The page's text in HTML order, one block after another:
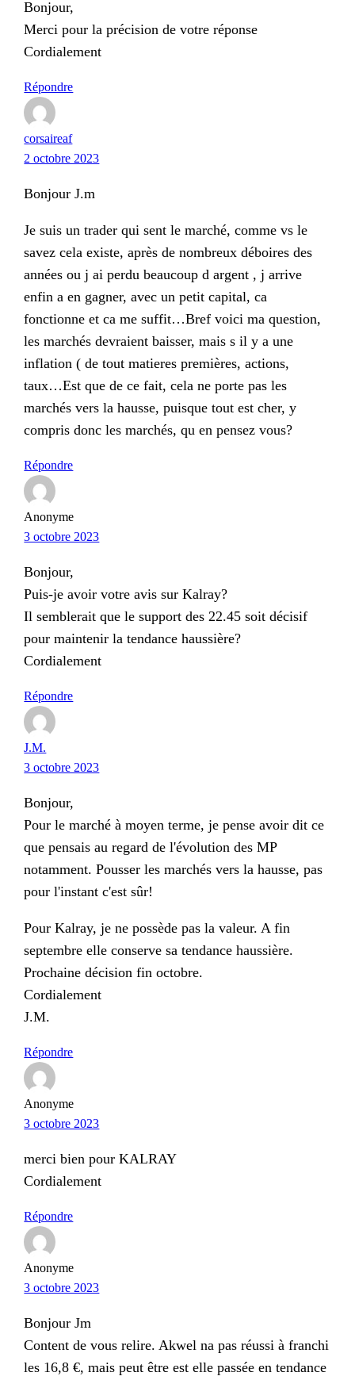
Bonjour,
Merci pour la précision de votre réponse
Cordialement
Répondre
corsaireaf
2 octobre 2023
Bonjour J.m
Je suis un trader qui sent le marché, comme vs le
savez cela existe, après de nombreux déboires des
années ou j ai perdu beaucoup d argent , j arrive
enfin a en gagner, avec un petit capital, ca
fonctionne et ca me suffit…Bref voici ma question,
les marchés devraient baisser, mais s il y a une
inflation ( de tout matieres premières, actions,
taux…Est que de ce fait, cela ne porte pas les
marchés vers la hausse, puisque tout est cher, y
compris donc les marchés, qu en pensez vous?
Répondre
Anonyme
3 octobre 2023
Bonjour,
Puis-je avoir votre avis sur Kalray?
Il semblerait que le support des 22.45 soit décisif
pour maintenir la tendance haussière?
Cordialement
Répondre
J.M.
3 octobre 2023
Bonjour,
Pour le marché à moyen terme, je pense avoir dit ce
que pensais au regard de l'évolution des MP
notamment. Pousser les marchés vers la hausse, pas
pour l'instant c'est sûr!
Pour Kalray, je ne possède pas la valeur. A fin
septembre elle conserve sa tendance haussière.
Prochaine décision fin octobre.
Cordialement
J.M.
Répondre
Anonyme
3 octobre 2023
merci bien pour KALRAY
Cordialement
Répondre
Anonyme
3 octobre 2023
Bonjour Jm
Content de vous relire. Akwel na pas réussi à franchi
les 16,8 €, mais peut être est elle passée en tendance